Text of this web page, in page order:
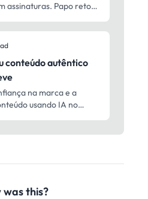
assinaturas. Papo reto
vencem mais.
conteúdo autêntico
na marca e a
usando IA no
was this?